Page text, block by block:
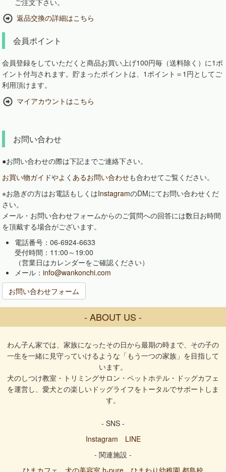
ご注文下さい。
返品交換の詳細はこちら
会員ポイント
会員登録をしていただくと商品お買い上げ100円毎（送料除く）に1ポ
イント付与されます。貯まったポイントは、1ポイント＝1円としてご
利用頂けます。
マイアカウントはこちら
お問い合わせ
●お問い合わせの際は下記までご連絡下さい。
お買い物ガイドやよくあるお問い合わせも合わせてご覧ください。
※お急ぎの方はお電話もしくはInstagramのDMにてお問い合わせくだ
さい。
メール・お問い合わせフォームからのご質問への回答には数日お時間
を頂戴する場合がございます。
電話番号：06-6924-6633
受付時間：11:00～19:00
（営業日はカレンダーをご確認ください）
メール：info@wankonchi.com
お問い合わせフォーム
- ABOUT US -
わん子ん家では、家族になったその日から最期の時まで、その子の
一生を一緒に見守っていけるような「もう一つの家族」を目指して
います。
犬のしつけ教室・トリミングサロン・ペットホテル・ドッグカフェ
を運営し、愛犬との楽しいドッグライフをトータルでサポートしま
す。
- SNS -
Instagram
LINE
- 関連施設 -
ひまカフェ
犬の美容室 h-pure ひまわり幼稚園 都島校